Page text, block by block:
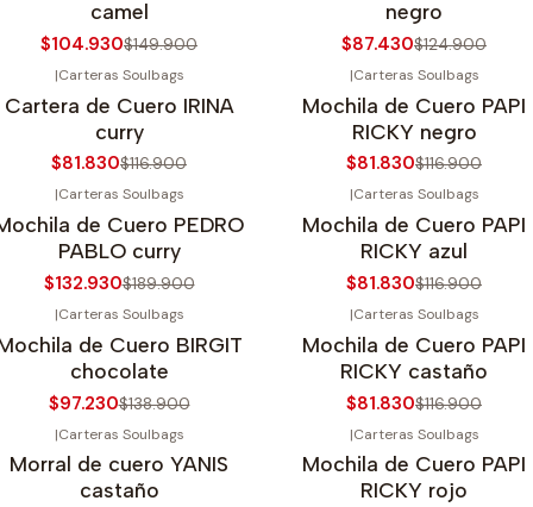
camel
$104.930$149.900
negro
$87.430$124.900
|Carteras Soulbags
Cartera de Cuero IRINA
curry
$81.830$116.900
|Carteras Soulbags
Mochila de Cuero PAPI
RICKY negro
$81.830$116.900
|Carteras Soulbags
de Cuero PEDRO
PABLO curry
$132.930$189.900
|Carteras Soulbags
Mochila de Cuero PAPI
RICKY azul
$81.830$116.900
|Carteras Soulbags
de Cuero BIRGIT
chocolate
$97.230$138.900
|Carteras Soulbags
Mochila de Cuero PAPI
RICKY castaño
$81.830$116.900
|Carteras Soulbags
Morral de cuero YANIS
castaño
|Carteras Soulbags
Mochila de Cuero PAPI
RICKY rojo